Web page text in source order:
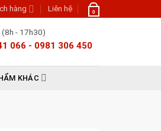
hàng Liên hệ 0
(8h - 17h30)
066 - 0981 306 450
KHÁC